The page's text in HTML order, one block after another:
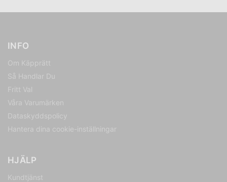
INFO
Om Käpprätt
Så Handlar Du
Fritt Val
Våra Varumärken
Dataskyddspolicy
Hantera dina cookie-inställningar
HJÄLP
Kundtjänst